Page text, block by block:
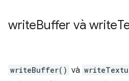
writeBuffer và write
writeBuffer() và